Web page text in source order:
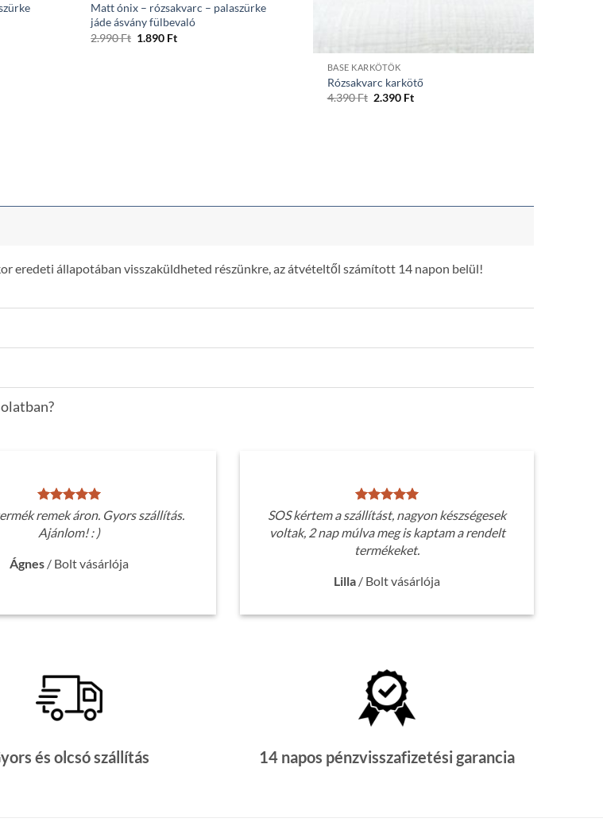
Matt ónix – rózsakvarc – palaszürke
jáde ásvány fülbevaló
2.990Ft Original
1.890 FtCurrent
BASE KARKÖTŐK
Rózsakvarc karkötő
4.390Ft Original
2.390 FtCurrent
eredeti állapotában visszaküldheted részünkre, az átvételtől számított 14 napon belül!
remek áron. Gyors szállítás.
Ajánlom! : )
Ágnes / Bolt vásárlója
SOS kértem a szállítást, nagyon készségesek
voltak, 2 nap múlva meg is kaptam a rendelt
termékeket.
Lilla / Bolt vásárlója
és olcsó szállítás 14 napos pénzvisszafizetési garancia